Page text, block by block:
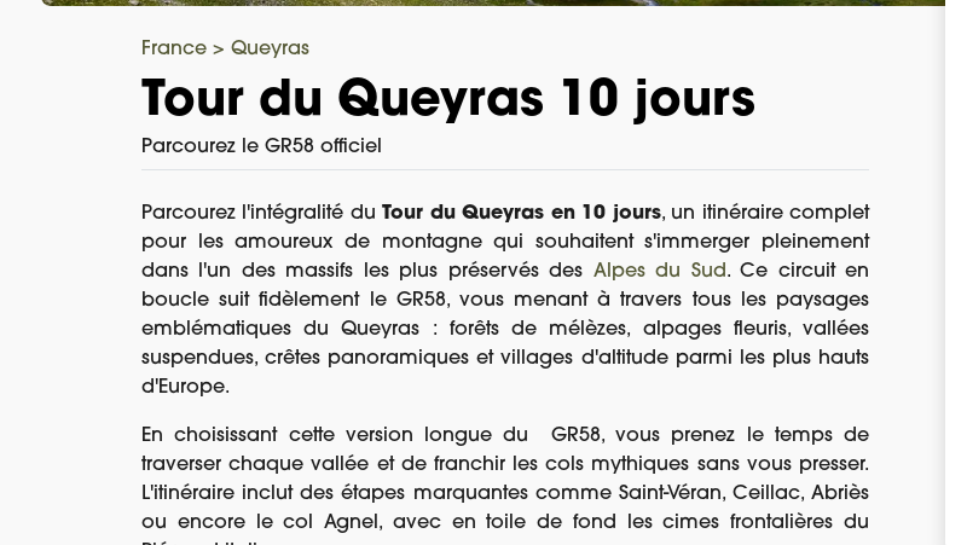
France > Queyras
Tour du Queyras 10 jours
Parcourez le GR58 officiel
Parcourez l'intégralité duTour du Queyras en 10 jours, un itinéraire complet
pour les amoureux de montagne qui souhaitent s'immerger pleinement
dans l'un des massifs les plus préservés des Alpes du Sud. Ce circuit en
boucle suit fidèlement le GR58, vous menant à travers tous les paysages
emblématiques du Queyras : forêts de mélèzes, alpages fleuris, vallées
suspendues, crêtes panoramiques et villages d'altitude parmi les plus hauts
d'Europe.
En choisissant cette version longue du GR58, vous prenez le temps de
traverser chaque vallée et de franchir les cols mythiques sans vous presser.
L'itinéraire inclut des étapes marquantes comme Saint-Véran, Ceillac, Abriès
ou encore le col Agnel, avec en toile de fond les cimes frontalières du